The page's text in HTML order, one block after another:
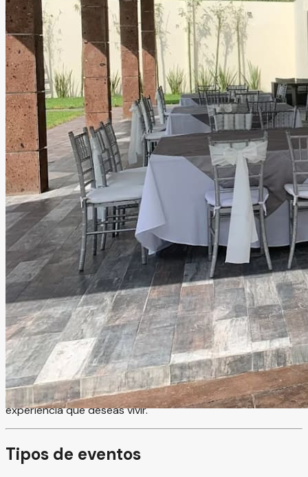
Haraveri Salón Terraza y
Jardín
Durango, Durango Salón, Jardín, Terraza
Información
Haravéri es un espacio versátil que combina salón, terraza
y jardín, ideal para disfrutar eventos sociales o
empresariales en un entorno lleno de estilo. Un lugar
pensado para crear celebraciones memorables, donde
cada área se adapta perfectamente a tu evento y a la
experiencia que deseas vivir.
Tipos de eventos